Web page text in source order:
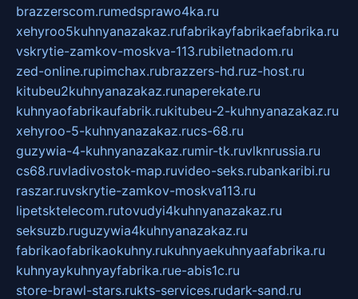
brazzerscom.rumedsprawo4ka.ru
xehyroo5kuhnyanazakaz.rufabrikayfabrikaefabrika.ru
vskrytie-zamkov-moskva-113.rubiletnadom.ru
zed-online.rupimchax.rubrazzers-hd.ruz-host.ru
kitubeu2kuhnyanazakaz.runaperekate.ru
kuhnyaofabrikaufabrik.rukitubeu-2-kuhnyanazakaz.ru
xehyroo-5-kuhnyanazakaz.rucs-68.ru
guzywia-4-kuhnyanazakaz.rumir-tk.ruvlknrussia.ru
cs68.ruvladivostok-map.ruvideo-seks.rubankaribi.ru
raszar.ruvskrytie-zamkov-moskva113.ru
lipetsktelecom.rutovudyi4kuhnyanazakaz.ru
seksuzb.ruguzywia4kuhnyanazakaz.ru
fabrikaofabrikaokuhny.rukuhnyaekuhnyaafabrika.ru
kuhnyaykuhnyayfabrika.rue-abis1c.ru
store-brawl-stars.rukts-services.rudark-sand.ru